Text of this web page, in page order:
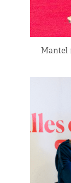
Mantel